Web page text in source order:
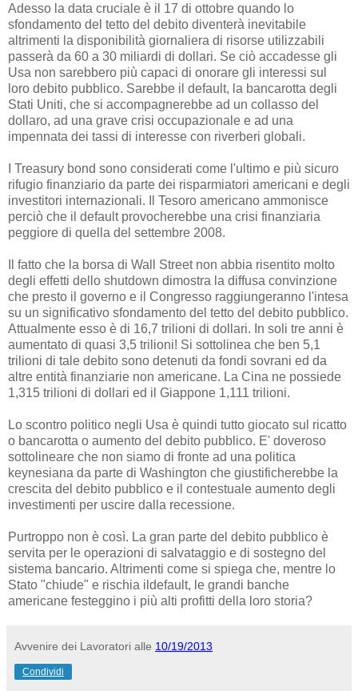
Adesso la data cruciale è il 17 di ottobre quando lo
sfondamento del tetto del debito diventerà inevitabile
altrimenti la disponibilità giornaliera di risorse utilizzabili
passerà da 60 a 30 miliardi di dollari. Se ciò accadesse gli
Usa non sarebbero più capaci di onorare gli interessi sul
loro debito pubblico. Sarebbe il default, la bancarotta degli
Stati Uniti, che si accompagnerebbe ad un collasso del
dollaro, ad una grave crisi occupazionale e ad una
impennata dei tassi di interesse con riverberi globali.
I Treasury bond sono considerati come l'ultimo e più sicuro
rifugio finanziario da parte dei risparmiatori americani e degli
investitori internazionali. Il Tesoro americano ammonisce
perciò che il default provocherebbe una crisi finanziaria
peggiore di quella del settembre 2008.
Il fatto che la borsa di Wall Street non abbia risentito molto
degli effetti dello shutdown dimostra la diffusa convinzione
che presto il governo e il Congresso raggiungeranno l'intesa
su un significativo sfondamento del tetto del debito pubblico.
Attualmente esso è di 16,7 trilioni di dollari. In soli tre anni è
aumentato di quasi 3,5 trilioni! Si sottolinea che ben 5,1
trilioni di tale debito sono detenuti da fondi sovrani ed da
altre entità finanziarie non americane. La Cina ne possiede
1,315 trilioni di dollari ed il Giappone 1,111 trilioni.
Lo scontro politico negli Usa è quindi tutto giocato sul ricatto
o bancarotta o aumento del debito pubblico. E' doveroso
sottolineare che non siamo di fronte ad una politica
keynesiana da parte di Washington che giustificherebbe la
crescita del debito pubblico e il contestuale aumento degli
investimenti per uscire dalla recessione.
Purtroppo non è così. La gran parte del debito pubblico è
servita per le operazioni di salvataggio e di sostegno del
sistema bancario. Altrimenti come si spiega che, mentre lo
Stato "chiude" e rischia ildefault, le grandi banche
americane festeggino i più alti profitti della loro storia?
Avvenire dei Lavoratori alle 10/19/2013
Condividi